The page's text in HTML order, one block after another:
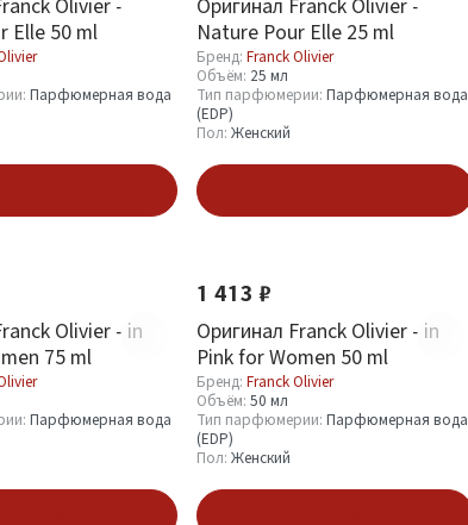
Olivier -
Elle 50 ml
Парфюмерная вода
Оригинал Franck Olivier -
Nature Pour Elle 25 ml
Бренд: Franck Olivier
Объём: 25 мл
Тип парфюмерии: Парфюмерная вода
(EDP)
Пол: Женский
Olivier - in
75 ml
Парфюмерная вода
1 413 ₽
Оригинал Franck Olivier - in
Pink for Women 50 ml
Бренд: Franck Olivier
Объём: 50 мл
Тип парфюмерии: Парфюмерная вода
(EDP)
Пол: Женский